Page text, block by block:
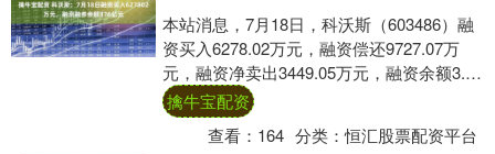
本站消息，7月18日，科沃斯（603486）融
资买入6278.02万元，融资偿还9727.07万
元，融资净卖出3449.05万元，融资余额3.67
亿元。 融券方....
擒牛宝配资
查看： 164 分类：恒汇股票配资平台